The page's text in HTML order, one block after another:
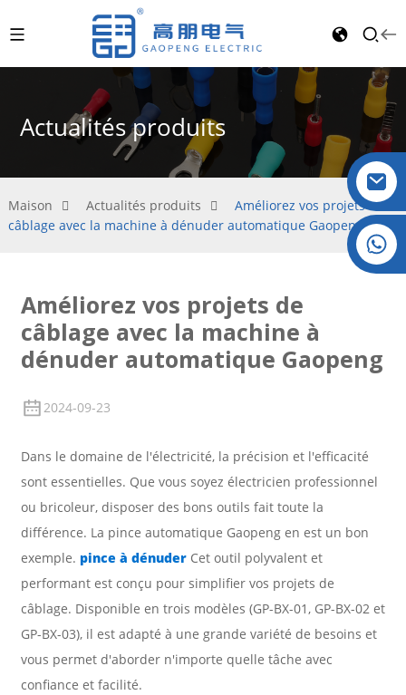
Cristal : +86 19032081821
Actualités produits
Maison Actualités produits
Améliorez vos projets de
câblage avec la machine à dénuder automatique Gaopeng
Améliorez vos projets de
câblage avec la machine à
dénuder automatique Gaopeng
2024-09-23
Dans le domaine de l'électricité, la précision et l'efficacité
sont essentielles. Que vous soyez électricien professionnel
ou bricoleur, disposer des bons outils fait toute la
différence. La pince automatique Gaopeng en est un bon
exemple. pince à dénuderCet outil polyvalent et
performant est conçu pour simplifier vos projets de
câblage. Disponible en trois modèles (GP-BX-01, GP-BX-02 et
GP-BX-03), il est adapté à une grande variété de besoins et
vous permet d'aborder n'importe quelle tâche avec
confiance et facilité.